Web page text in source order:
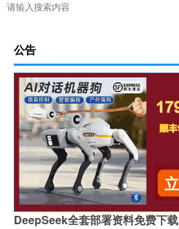
公告
DeepSeek全套部署资料免费下载